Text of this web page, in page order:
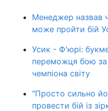
Менеджер назвав
може пройти бій
Усик - Ф'юрі:
переможця бою за
чемпіона світу
"Просто сильно
провести бій із